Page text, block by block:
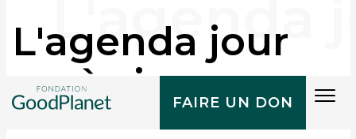
FAIRE UN DON
L'agenda jour
après jour